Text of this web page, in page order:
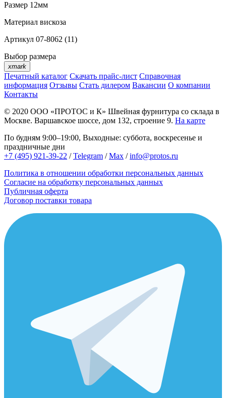
Размер 12мм
Материал вискоза
Артикул 07-8062 (11)
Выбор размера
xmark
Печатный каталог Скачать прайс-лист Справочная
информация Отзывы Стать дилером Вакансии О компании
Контакты
© 2020 ООО «ПРОТОС и К» Швейная фурнитура со склада в
Москве. Варшавское шоссе, дом 132, строение 9. На карте
По будням 9:00–19:00, Выходные: суббота, воскресенье и
праздничные дни
+7 (495) 921-39-22 /Telegram /Max /info@protos.ru
Политика в отношении обработки персональных данных
Согласие на обработку персональных данных
Публичная оферта
Договор поставки товара